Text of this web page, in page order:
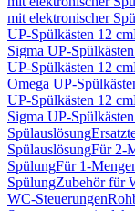
mit elektronischer
UP-Spülkästen 12 cm
Sigma UP-
UP-Spülkästen 12 cm
Omega UP-
UP-Spülkästen 12 cm
Sigma UP-
Spülauslösung
SpülauslösungFür 2-
SpülungFür 1-
SpülungZubehör für
WC-Steuerungen